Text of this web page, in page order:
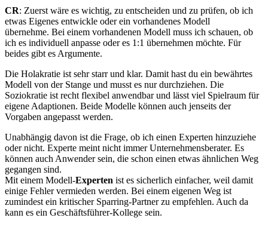
CR: Zuerst wäre es wichtig, zu entscheiden und zu prüfen, ob ich
etwas Eigenes entwickle oder ein vorhandenes Modell
übernehme. Bei einem vorhandenen Modell muss ich schauen, ob
ich es individuell anpasse oder es 1:1 übernehmen möchte. Für
beides gibt es Argumente.
Die Holakratie ist sehr starr und klar. Damit hast du ein bewährtes
Modell von der Stange und musst es nur durchziehen. Die
Soziokratie ist recht flexibel anwendbar und lässt viel Spielraum für
eigene Adaptionen. Beide Modelle können auch jenseits der
Vorgaben angepasst werden.
Unabhängig davon ist die Frage, ob ich einen Experten hinzuziehe
oder nicht. Experte meint nicht immer Unternehmensberater. Es
können auch Anwender sein, die schon einen etwas ähnlichen Weg
gegangen sind.
Mit einem Modell-Experten ist es sicherlich einfacher, weil damit
einige Fehler vermieden werden. Bei einem eigenen Weg ist
zumindest ein kritischer Sparring-Partner zu empfehlen. Auch da
kann es ein Geschäftsführer-Kollege sein.